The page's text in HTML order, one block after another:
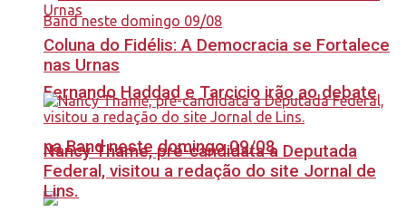
Fernando Haddad e Tarcicio irão ao debate
na Band neste domingo 09/08
Coluna do Fidélis: A Democracia se Fortalece
nas Urnas
Nancy Thame, pré-candidata a Deputada
Federal, visitou a redação do site Jornal de
Lins.